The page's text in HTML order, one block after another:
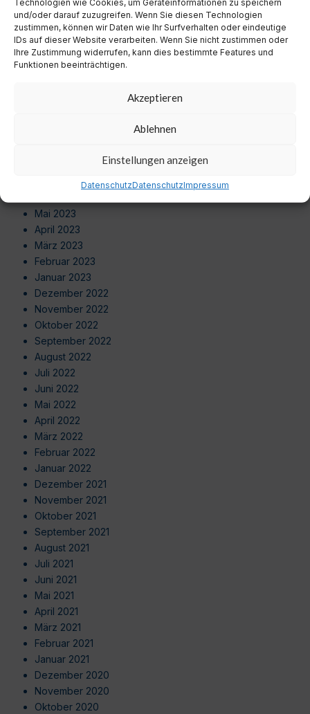
und/oder darauf zuzugreifen. Wenn Sie diesen Technologien
zustimmen, können wir Daten wie Ihr Surfverhalten oder eindeutige
IDs auf dieser Website verarbeiten. Wenn Sie nicht zustimmen oder
Ihre Zustimmung widerrufen, kann dies bestimmte Features und
Funktionen beeinträchtigen.
Akzeptieren
Ablehnen
Einstellungen anzeigen
DatenschutzDatenschutzImpressum
Juni 2024
Mai 2024
April 2024
März 2024
Februar 2024
Mai 2023
April 2023
März 2023
Februar 2023
Januar 2023
Dezember 2022
November 2022
Oktober 2022
September 2022
August 2022
Juli 2022
Juni 2022
Mai 2022
April 2022
März 2022
Februar 2022
Januar 2022
Dezember 2021
November 2021
Oktober 2021
September 2021
August 2021
Juli 2021
Juni 2021
Mai 2021
April 2021
März 2021
Februar 2021
Januar 2021
Dezember 2020
November 2020
Oktober 2020